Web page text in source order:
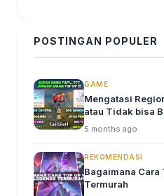
POSTINGAN POPULER
GAME
Mengatasi
atau Tidak bisa
5 months ago
REKOMENDASI
Bagaimana Cara
Termurah